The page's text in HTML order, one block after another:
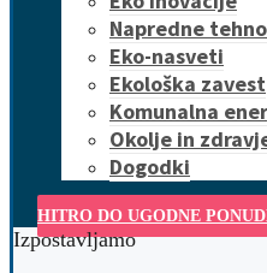
Napredne
Eko-nasveti
Ekološka zavest
Komunalna
Okolje in
Dogodki
HITRO DO UGODNE
Izpostavljamo